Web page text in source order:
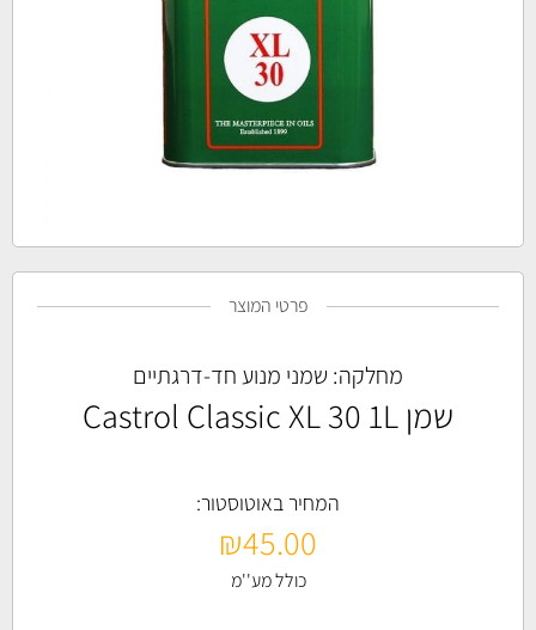
פרטי המוצר
מחלקה: שמני מנוע חד-דרגתיים
שמן Castrol Classic XL 30 1L
המחיר באוטוסטור:
₪45.00
כולל מע''מ